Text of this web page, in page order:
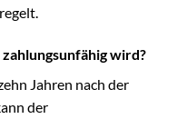
wird?
Jahren nach der
der